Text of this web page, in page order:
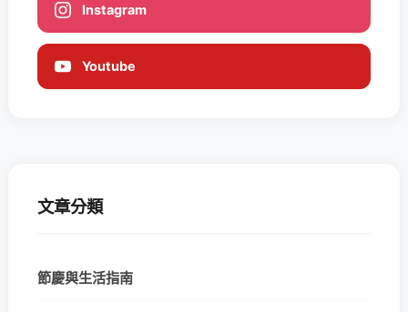
Instagram
Youtube
文章分類
節慶與生活指南